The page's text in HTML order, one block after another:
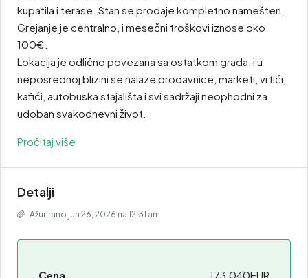
kupatila i terase. Stan se prodaje kompletno namešten.
Grejanje je centralno, i mesečni troškovi iznose oko
100€.
Lokacija je odlično povezana sa ostatkom grada, i u
neposrednoj blizini se nalaze prodavnice, marketi, vrtići,
kafići, autobuska stajališta i svi sadržaji neophodni za
udoban svakodnevni život.
Pročitaj više
Detalji
Ažurirano jun 26, 2026 na 12:31 am
Cena 173,040EUR